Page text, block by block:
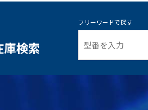
検索
フリーワードで探す